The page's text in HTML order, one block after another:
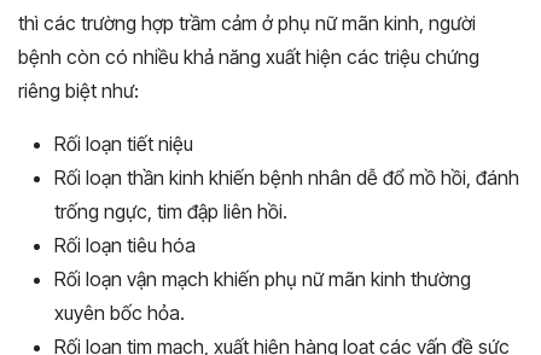
thì các trường hợp trầm cảm ở phụ nữ mãn kinh, người
bệnh còn có nhiều khả năng xuất hiện các triệu chứng
riêng biệt như:
Rối loạn tiết niệu
Rối loạn thần kinh khiến bệnh nhân dễ đổ mồ hồi, đánh
trống ngực, tim đập liên hồi.
Rối loạn tiêu hóa
Rối loạn vận mạch khiến phụ nữ mãn kinh thường
xuyên bốc hỏa.
Rối loạn tim mạch, xuất hiện hàng loạt các vấn đề sức